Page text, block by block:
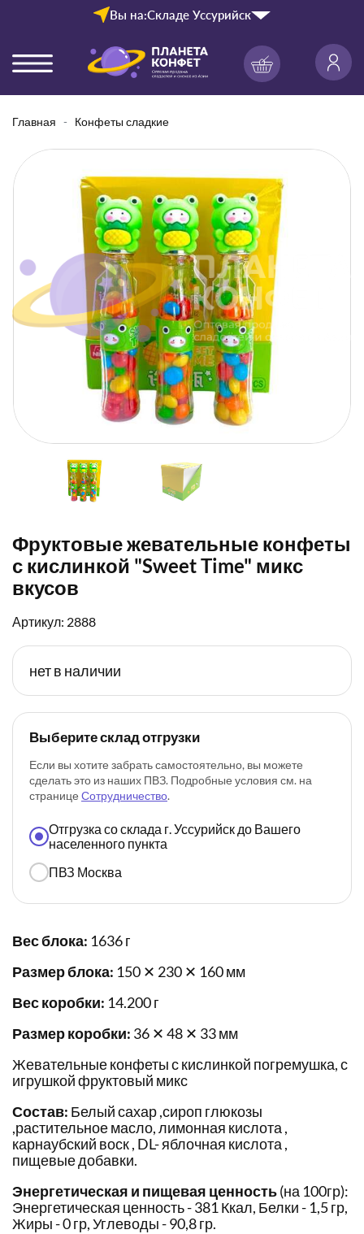
Вы на:Складе Уссурийск
Главная Конфеты сладкие
Фруктовые жевательные конфеты
с кислинкой "Sweet Time" микс
вкусов
Артикул: 2888
нет в наличии
Выберите склад отгрузки
Если вы хотите забрать самостоятельно, вы можете
сделать это из наших ПВЗ. Подробные условия см. на
странице Сотрудничество.
Отгрузка со склада г. Уссурийск до Вашего
населенного пункта
ПВЗ Москва
Вес блока: 1636 г
Размер блока: 150 ✕ 230 ✕ 160 мм
Вес коробки: 14.200 г
Размер коробки: 36 ✕ 48 ✕ 33 мм
Жевательные конфеты с кислинкой погремушка, с
игрушкой фруктовый микс
Состав: Белый сахар ,сироп глюкозы
,растительное масло, лимонная кислота ,
карнаубский воск , DL- яблочная кислота ,
пищевые добавки.
Энергетическая и пищевая ценность(на 100гр):
Энергетическая ценность - 381 Ккал, Белки - 1,5 гр,
Жиры - 0 гр, Углеводы - 90,8 гр.